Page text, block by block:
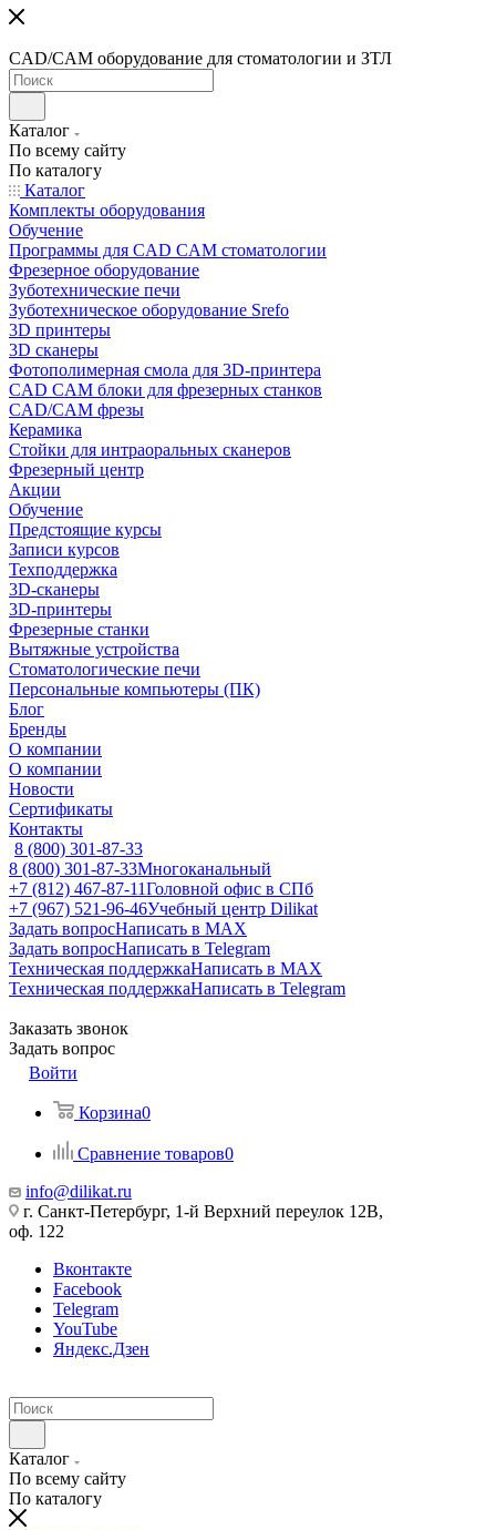
CAD/CAM оборудование для стоматологии и ЗТЛ
Каталог
По всему сайту
По каталогу
Каталог
Комплекты оборудования
Обучение
Программы для CAD CAM стоматологии
Фрезерное оборудование
Зуботехнические печи
Зуботехническое оборудование Srefo
3D принтеры
3D сканеры
Фотополимерная смола для 3D-принтера
CAD CAM блоки для фрезерных станков
CAD/CAM фрезы
Керамика
Стойки для интраоральных сканеров
Фрезерный центр
Акции
Обучение
Предстоящие курсы
Записи курсов
Техподдержка
3D-сканеры
3D-принтеры
Фрезерные станки
Вытяжные устройства
Стоматологические печи
Персональные компьютеры (ПК)
Блог
Бренды
О компании
О компании
Новости
Сертификаты
Контакты
8 (800) 301-87-33
8 (800) 301-87-33Многоканальный
+7 (812) 467-87-11Головной офис в СПб
+7 (967) 521-96-46Учебный центр Dilikat
Задать вопросНаписать в MAX
Задать вопросНаписать в Telegram
Техническая поддержкаНаписать в MAX
Техническая поддержкаНаписать в Telegram
Заказать звонок
Задать вопрос
Войти
Корзина0
Сравнение товаров0
info@dilikat.ru
г. Санкт-Петербург, 1-й Верхний переулок 12В,
оф. 122
Вконтакте
Facebook
Telegram
YouTube
Яндекс.Дзен
Каталог
По всему сайту
По каталогу